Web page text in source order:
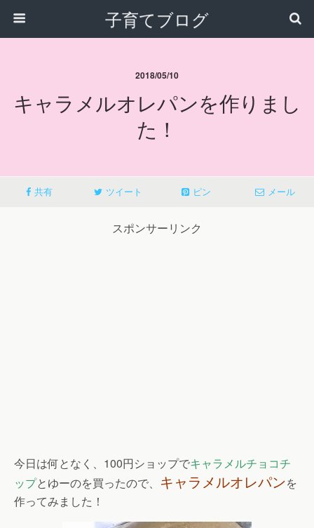
子育てブログ
2018/05/10
キャラメルオレパンを作りまし
た！
共有 ツイート ピン メール
スポンサーリンク
今日は何となく、100円ショップでキャラメルチョコチ
ップとゆーのを買ったので、 キャラメルオレパンを
作ってみました！